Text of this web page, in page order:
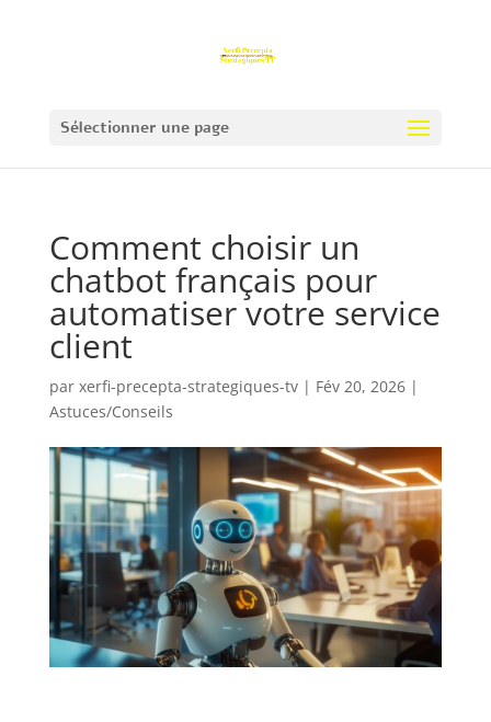
Sélectionner une page
Comment choisir un
chatbot français pour
automatiser votre service
client
par xerfi-precepta-strategiques-tv| Fév 20, 2026|
Astuces/Conseils